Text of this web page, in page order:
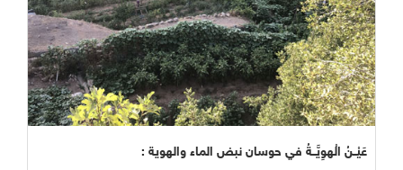
عَيْــنُ الْهوِيَّــةُ في حوسان نبض الماء والهوية :